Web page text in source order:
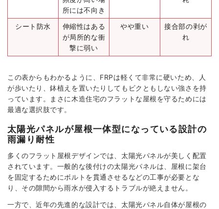
所には不向き
シート防水
伸縮性はある
が局所的な衝
撃に弱い
やや重い
接合部の剥が
れ
この表からもわかるように、FRPは軽くて非常に硬いため、人
が歩いたり、鉢植えを置いたりしてもビクともしない強さを持
っています。まさに木造住宅のフラットな屋根を守るためには
最適な選択肢です。
太陽光パネルが屋根一体型になっている設計の
雨漏り耐性
多くのフラット屋根デザインでは、太陽光パネルが美しく配置
されています。一般的な後付けの太陽光パネルは、屋根に架台
を固定するためにボルトを貫通させるなどの工事が必要とな
り、その隙間から雨水が侵入するトラブルが絶えません。
一方で、近年の先進的な設計では、太陽光パネル自体が屋根の